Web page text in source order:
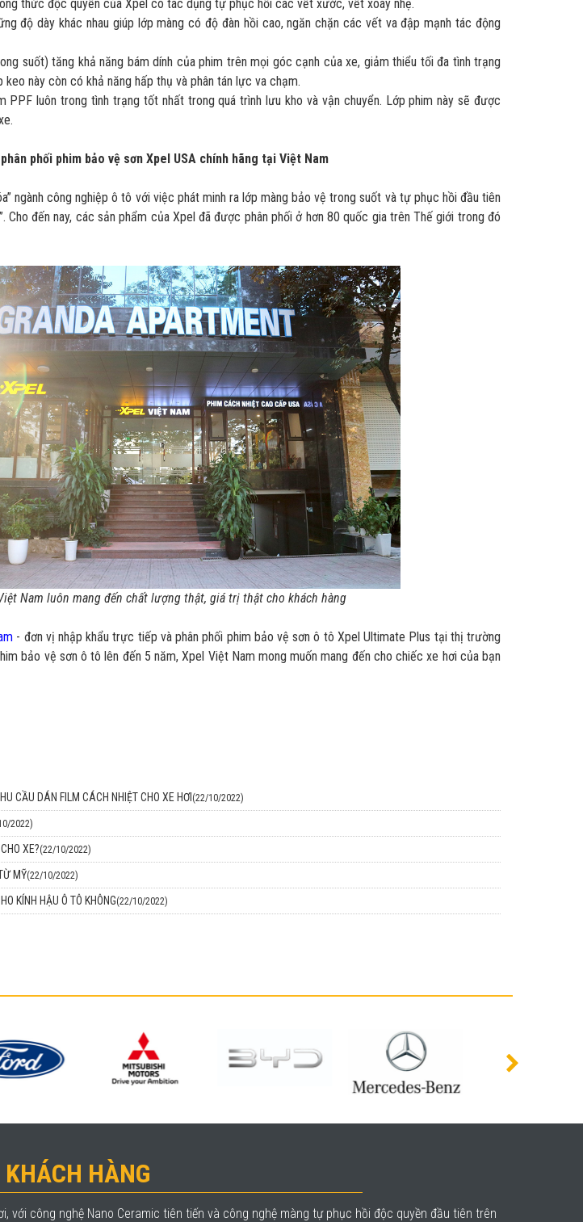
thức độc quyền của Xpel có tác dụng tự phục hồi các vết xước, vết xoáy nhẹ.
độ dày khác nhau giúp lớp màng có độ đàn hồi cao, ngăn chặn các vết va đập mạnh tác động
suốt) tăng khả năng bám dính của phim trên mọi góc cạnh của xe, giảm thiểu tối đa tình trạng
này còn có khả năng hấp thụ và phân tán lực va chạm.
PPF luôn trong tình trạng tốt nhất trong quá trình lưu kho và vận chuyển. Lớp phim này sẽ được
phối phim bảo vệ sơn Xpel USA chính hãng tại Việt Nam
ngành công nghiệp ô tô với việc phát minh ra lớp màng bảo vệ trong suốt và tự phục hồi đầu tiên
Cho đến nay, các sản phẩm của Xpel đã được phân phối ở hơn 80 quốc gia trên Thế giới trong đó
Nam luôn mang đến chất lượng thật, giá trị thật cho khách hàng
- đơn vị nhập khẩu trực tiếp và phân phối phim bảo vệ sơn ô tô Xpel Ultimate Plus tại thị trường
bảo vệ sơn ô tô lên đến 5 năm, Xpel Việt Nam mong muốn mang đến cho chiếc xe hơi của bạn
CẦU DÁN FILM CÁCH NHIỆT CHO XE HƠI (22/10/2022)
2022)
XE?(22/10/2022)
MỸ(22/10/2022)
KÍNH HẬU Ô TÔ KHÔNG(22/10/2022)
HÀNG
với công nghệ Nano Ceramic tiên tiến và công nghệ màng tự phục hồi độc quyền đầu tiên trên